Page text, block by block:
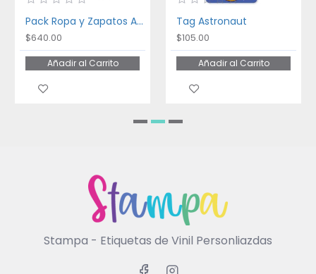
Pack Ropa y Zapatos Astronaut
$640.00
Añadir al Carrito
Tag Astronaut
$105.00
Añadir al Carrito
Stampa - Etiquetas de Vinil Personliazdas